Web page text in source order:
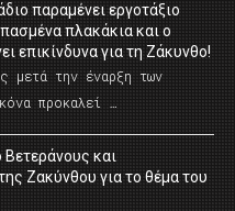
παραμένει εργοτάξιο
πλακάκια και ο
επικίνδυνα για τη Ζάκυνθο!
μετά την έναρξη των
προκαλεί …
και
Ζακύνθου για το θέμα του